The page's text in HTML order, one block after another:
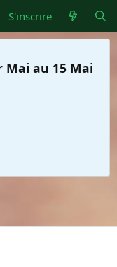
S'inscrire
Mai au 15 Mai